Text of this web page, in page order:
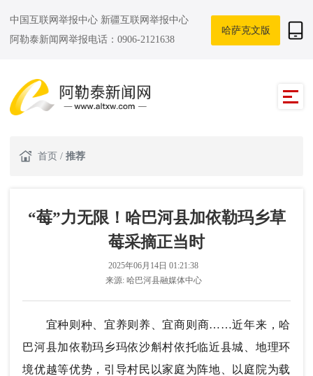
中国互联网举报中心 新疆互联网举报中心
阿勒泰新闻网举报电话：0906-2121638
哈萨克文版
首页 / 推荐
“莓”力无限！哈巴河县加依勒玛乡草
莓采摘正当时
2025年06月14日 01:21:38
来源: 哈巴河县融媒体中心
宜种则种、宜养则养、宜商则商……近年来，哈
巴河县加依勒玛乡玛依沙斛村依托临近县城、地理环
境优越等优势，引导村民以家庭为阵地、以庭院为载